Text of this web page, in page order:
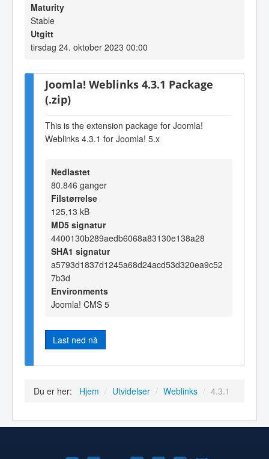
Maturity
Stable
Utgitt
tirsdag 24. oktober 2023 00:00
Joomla! Weblinks 4.3.1 Package
(.zip)
This is the extension package for Joomla!
Weblinks 4.3.1 for Joomla! 5.x
Nedlastet
80.846 ganger
Filstørrelse
125,13 kB
MD5 signatur
4400130b289aedb6068a83130e138a28
SHA1 signatur
a5793d1837d1245a68d24acd53d320ea9c52
7b3d
Environments
Joomla! CMS 5
Last ned nå
Du er her: Hjem / Utvidelser / Weblinks / 4.3.1